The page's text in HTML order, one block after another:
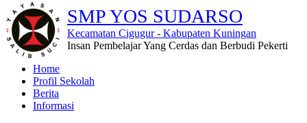
SMP YOS SUDARSO
Kecamatan Cigugur - Kabupaten Kuningan
Insan Pembelajar Yang Cerdas dan Berbudi Pekerti
Home
Profil Sekolah
Berita
Informasi